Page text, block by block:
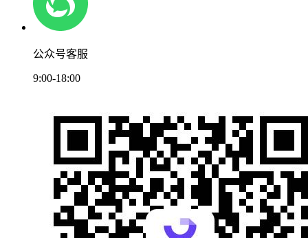
公众号客服
9:00-18:00